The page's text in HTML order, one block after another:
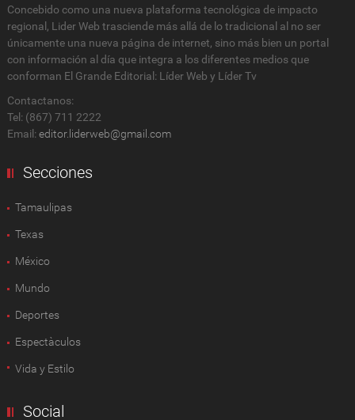
Concebido como una nueva plataforma tecnológica de impacto
regional, Lider Web trasciende más allá de lo tradicional al no ser
únicamente una nueva página de internet, sino más bien un portal
con información al día que integra a los diferentes medios que
conforman El Grande Editorial: Líder Web y Líder Tv
Contactanos:
Tel: (867) 711 2222
Email: editor.liderweb@gmail.com
Secciones
Tamaulipas
Texas
México
Mundo
Deportes
Espectàculos
Vida y Estilo
Social